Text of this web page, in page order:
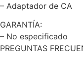
– Adaptador de CA
GARANTÍA:
– No especificado
PREGUNTAS